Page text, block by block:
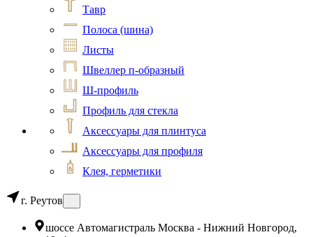
Тавр
Полоса (шина)
Листы
Швеллер п-образный
Ш-профиль
Профиль для стекла
Аксессуары для плинтуса
Аксессуары для профиля
Клея, герметики
г. Реутов
шоссе Автомагистраль Москва - Нижний Новгород,